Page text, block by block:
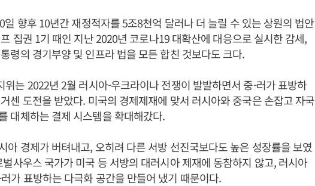
일 향후 10년간 재정적자를 5조8천억 달러나 더 늘릴 수 있는 상원의 법안
집권 1기 때인 지난 2020년 코로나19 대확산에 대응으로 실시한 감세,
령의 경기부양 및 인프라 법을 모든 합친 것보다도 크다.
위는 2022년 2월 러시아-우크라이나 전쟁이 발발하면서 중-러가 표방하
센 도전을 받았다. 미국의 경제제재에 맞서 러시아와 중국은 손잡고 자국
대체하는 결제 시스템을 확대해갔다.
아 경제가 버텨내고, 오히려 다른 서방 선진국보다도 높은 성장률을 보였
사우스 국가가 미국 등 서방의 대러시아 제재에 동참하지 않고, 러시아
가 표방하는 다극화 공간을 만들어 냈기 때문이다.